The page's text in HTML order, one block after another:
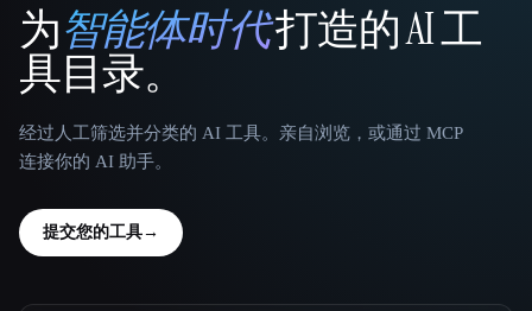
That AI Collection
为智能体时代打造的 AI 工
具目录。
经过人工筛选并分类的 AI 工具。亲自浏览，或通过 MCP
连接你的 AI 助手。
提交您的工具→